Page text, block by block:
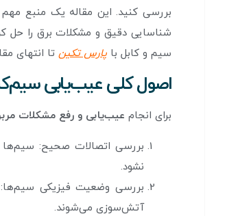
بررسی کنید. این مقاله یک منبع
شناسایی دقیق و مشکلات برق را حل
سیم و کابل با پارس تکین تا انتهای
اصول کلی عیب‌یابی
برای انجام عیب‌یابی و رفع مشکلات
بررسی اتصالات صحیح: سیم‌ها
نشود.
بررسی وضعیت فیزیکی
آتش‌سوزی می‌شوند.